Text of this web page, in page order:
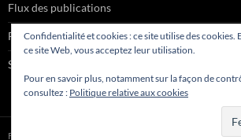
Flux des publications
Flux des commentaires
Site de WordPress-FR
Fièrement propulsé par WordPress
Confidentialité et cookies : ce site utilise des
ce site Web, vous acceptez leur utilisation.
Pour en savoir plus, notamment sur la façon de
consultez : Politique relative aux cookies